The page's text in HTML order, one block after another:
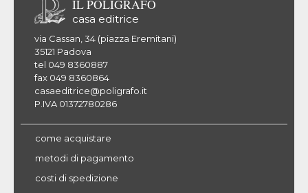
IL POLIGRAFO
casa editrice
via Cassan, 34 (piazza Eremitani)
35121 Padova
tel 049 8360887
fax 049 8360864
casaeditrice@poligrafo.it
P.IVA 01372780286
come acquistare
metodi di pagamento
costi di spedizione